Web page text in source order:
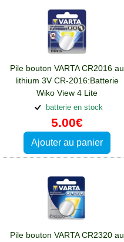
Pile bouton VARTA CR2016 au
lithium 3V CR-2016:Batterie
Wiko View 4 Lite
batterie en stock
5.00€
Ajouter au panier
Pile bouton VARTA CR2320 au